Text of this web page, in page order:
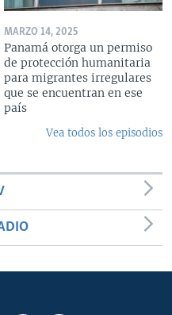
MARZO 14, 2025
Panamá otorga un permiso
de protección humanitaria
para migrantes irregulares
que se encuentran en ese
país
Vea todos los episodios